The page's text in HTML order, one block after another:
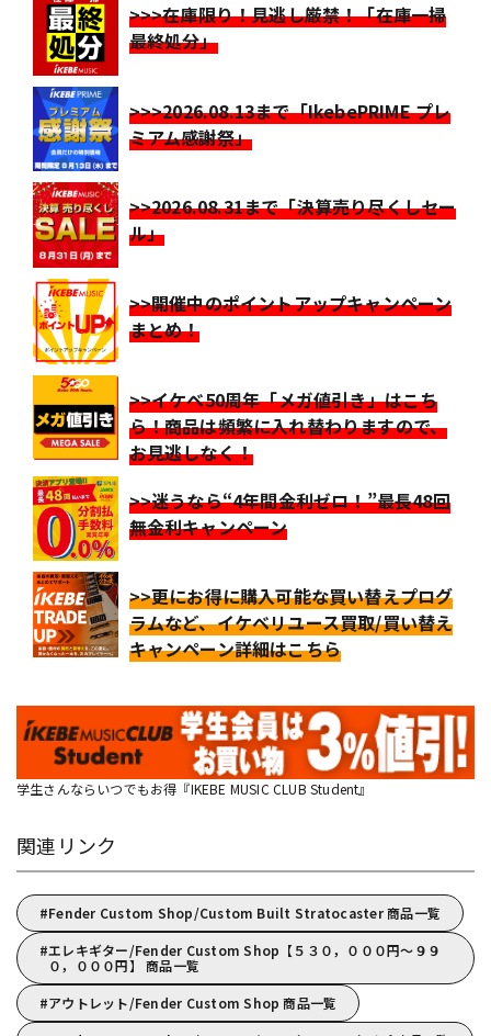
>>>在庫限り！見逃し厳禁！「在庫一掃
最終処分」
>>>2026.08.13まで「IkebePRIME プレ
ミアム感謝祭」
>>2026.08.31まで「決算売り尽くしセー
ル」
>>開催中のポイントアップキャンペーン
まとめ！
>>イケベ50周年「メガ値引き」はこち
ら！商品は頻繁に入れ替わりますので、
お見逃しなく！
>>迷うなら“4年間金利ゼロ！”最長48回
無金利キャンペーン
>>更にお得に購入可能な買い替えプログ
ラムなど、イケベリユース買取/買い替え
キャンペーン詳細はこちら
学生さんならいつでもお得『IKEBE MUSIC CLUB Student』
関連リンク
Fender Custom Shop/Custom Built Stratocaster 商品一覧
エレキギター/Fender Custom Shop【５３０，０００円～９９
０，０００円】 商品一覧
アウトレット/Fender Custom Shop 商品一覧